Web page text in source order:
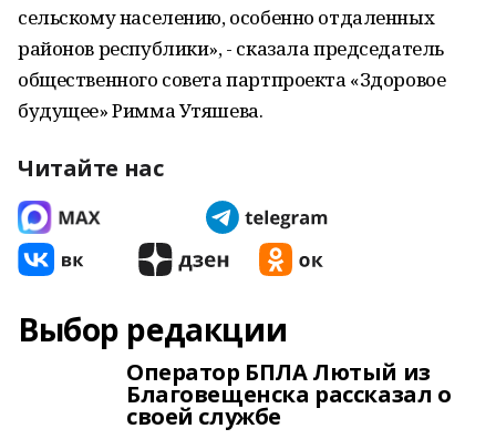
сельскому населению, особенно отдаленных
районов республики», - сказала председатель
общественного совета партпроекта «Здоровое
будущее» Римма Утяшева.
Читайте нас
Выбор редакции
Оператор БПЛА Лютый из
Благовещенска рассказал о
своей службе